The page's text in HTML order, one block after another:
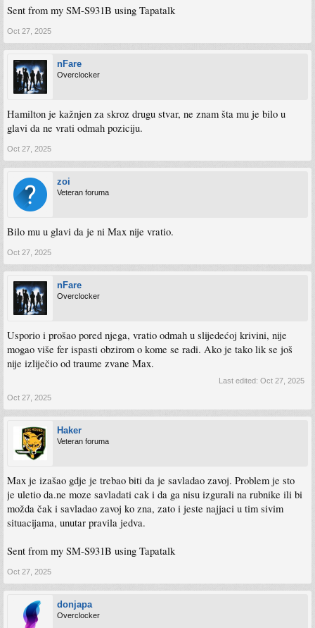
Sent from my SM-S931B using Tapatalk
Oct 27, 2025
nFare
Overclocker
Hamilton je kažnjen za skroz drugu stvar, ne znam šta mu je bilo u
glavi da ne vrati odmah poziciju.
Oct 27, 2025
zoi
Veteran foruma
Bilo mu u glavi da je ni Max nije vratio.
Oct 27, 2025
nFare
Overclocker
Usporio i prošao pored njega, vratio odmah u slijedećoj krivini, nije
mogao više fer ispasti obzirom o kome se radi. Ako je tako lik se još
nije izliječio od traume zvane Max.
Last edited: Oct 27, 2025
Oct 27, 2025
Haker
Veteran foruma
Max je izašao gdje je trebao biti da je savladao zavoj. Problem je sto
je uletio da.ne moze savladati cak i da ga nisu izgurali na rubnike ili bi
možda čak i savladao zavoj ko zna, zato i jeste najjaci u tim sivim
situacijama, unutar pravila jedva.
Sent from my SM-S931B using Tapatalk
Oct 27, 2025
donjapa
Overclocker